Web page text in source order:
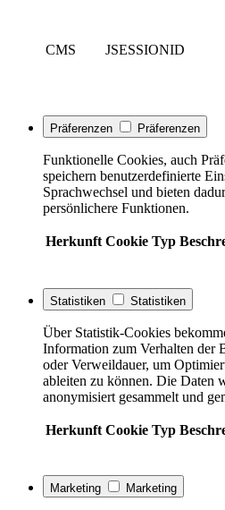
CMS JSESSIONID
Präferenzen Präferenzen
Funktionelle Cookies, auch
speichern benutzerdefinierte
Sprachwechsel und bieten
persönlichere Funktionen.
Herkunft Cookie Typ
Statistiken Statistiken
Über Statistik-Cookies
Information zum Verhalten der
oder Verweildauer, um
ableiten zu können. Die Daten
anonymisiert gesammelt und
Herkunft Cookie Typ
Marketing Marketing